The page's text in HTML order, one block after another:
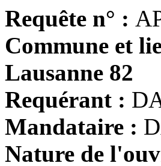
Requête n° :
Commune et
Lausanne 82
Requérant :
Mandataire :
Nature de